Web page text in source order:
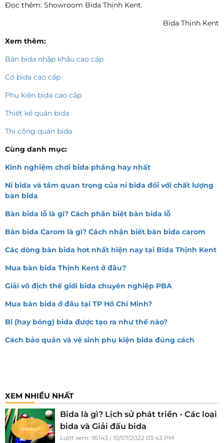
Đọc thêm: Showroom Bida Thịnh Kent.
Bida Thịnh Kent
Xem thêm:
Bàn bida nhập khẩu cao cấp
Cơ bida cao cấp
Phụ kiện bida cao cấp
Thiết kế quán bida
Thi công quán bida
Cùng danh mục:
Kinh nghiệm chơi bida phăng hay nhất
Nỉ bida và tầm quan trọng của nỉ bida đối với chất lượng
bàn bida
Bàn bida lỗ là gì? Cách phân biệt bàn bida lỗ
Bàn bida Carom là gì? Cách nhận biết bàn bida carom
Các dòng bàn bida hot nhất hiện nay tại Bida Thịnh Kent
Mua bàn bida Thịnh Kent ở đâu?
Giải vô địch thế giới bida chuyên nghiệp PBA
Mua bàn bida ở đâu tại TP Hồ Chí Minh?
Bi (hay bóng) bida được tạo ra như thế nào?
Cách bảo quản và vệ sinh phụ kiện bida đúng cách
XEM NHIỀU NHẤT
Bida là gì? Lịch sử phát triển - Các loại
bida và Giải đấu bida
Lượt xem: 95143 | 10/07/2022 03:43 PM